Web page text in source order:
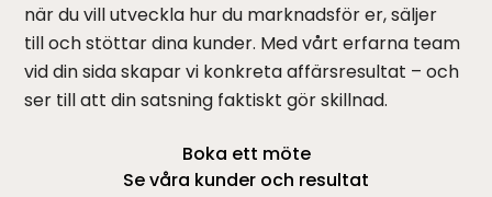
Priser
Kunskap
Kontakta oss
Boka möte
när du vill utveckla hur du marknadsför er, säljer
till och stöttar dina kunder. Med vårt erfarna team
vid din sida skapar vi konkreta affärsresultat – och
ser till att din satsning faktiskt gör skillnad.
Boka ett möte
Se våra kunder och resultat